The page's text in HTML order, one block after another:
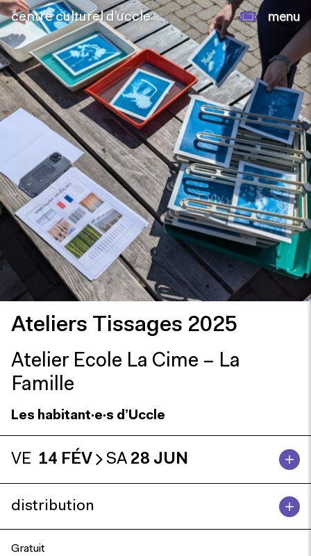
centre culturel d’uccle menu
Ateliers Tissages 2025
Atelier Ecole La Cime – La
Famille
Les habitant·e·s d’Uccle
VE 14 FÉV SA 28 JUN
distribution
Gratuit